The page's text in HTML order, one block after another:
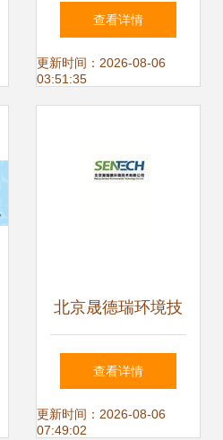
工技术的现状与发
展趋势探析
查看详情
更新时间：2026-08-06
03:51:35
北京晟德瑞环境技
术软件开发工程师
薪资及行业发展概
查看详情
更新时间：2026-08-06
07:49:02